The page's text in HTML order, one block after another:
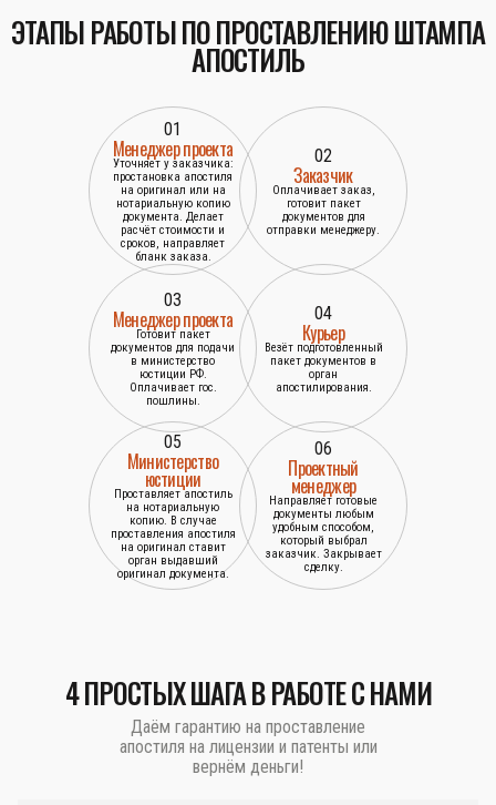
ЭТАПЫ РАБОТЫ ПО ПРОСТАВЛЕНИЮ ШТАМПА
АПОСТИЛЬ
01
Менеджер проекта
Уточняет у заказчика:
простановка апостиля
на оригинал или на
нотариальную копию
документа. Делает
расчёт стоимости и
сроков, направляет
бланк заказа.
02
Заказчик
Оплачивает заказ,
готовит пакет
документов для
отправки менеджеру.
03
Менеджер проекта
Готовит пакет
документов для подачи
в министерство
юстиции РФ.
Оплачивает гос.
пошлины.
04
Курьер
Везёт подготовленный
пакет документов в
орган
апостилирования.
05
Министерство
юстиции
Проставляет апостиль
на нотариальную
копию. В случае
проставления апостиля
на оригинал ставит
орган выдавший
оригинал документа.
06
Проектный
менеджер
Направляет готовые
документы любым
удобным способом,
который выбрал
заказчик. Закрывает
сделку.
4 ПРОСТЫХ ШАГА В РАБОТЕ С НАМИ
Даём гарантию на проставление
апостиля на лицензии и патенты или
вернём деньги!